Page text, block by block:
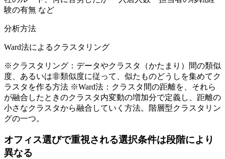
験の有無 など
分析方法
Ward法によるクラスタリング
※クラスタリング：データやクラスタ（かたまり）間の類似
度、あるいは非類似度に従って、似たものどうしを集めてク
ラスタを作る方法 ※Ward法：クラスタ間の距離を、それら
が融合したときのクラスタ内変動の増加分で定義し、距離の
小さなクラスタから融合していく方法。階層型クラスタリン
グの一つ。
オフィス選びで重視される選択条件は段階により
異なる